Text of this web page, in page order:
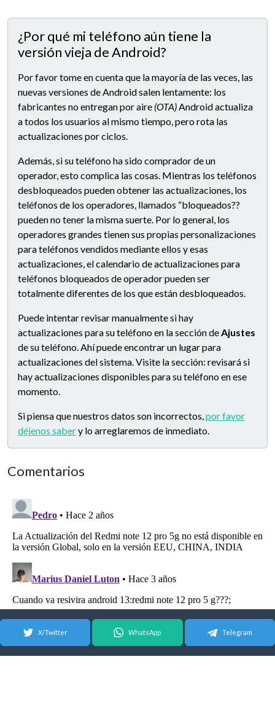
¿Por qué mi teléfono aún tiene la
versión vieja de Android?
Por favor tome en cuenta que la mayoría de las veces, las
nuevas versiones de Android salen lentamente: los
fabricantes no entregan por aire (OTA)Android actualiza
a todos los usuarios al mismo tiempo, pero rota las
actualizaciones por ciclos.
Además, si su teléfono ha sido comprador de un
operador, esto complica las cosas. Mientras los teléfonos
desbloqueados pueden obtener las actualizaciones, los
teléfonos de los operadores, llamados “bloqueados??
pueden no tener la misma suerte. Por lo general, los
operadores grandes tienen sus propias personalizaciones
para teléfonos vendidos mediante ellos y esas
actualizaciones, el calendario de actualizaciones para
teléfonos bloqueados de operador pueden ser
totalmente diferentes de los que están desbloqueados.
Puede intentar revisar manualmente si hay
actualizaciones para su teléfono en la sección deAjustes
de su teléfono. Ahí puede encontrar un lugar para
actualizaciones del sistema. Visite la sección: revisará si
hay actualizaciones disponibles para su teléfono en ese
momento.
Si piensa que nuestros datos son incorrectos,por favor
déjenos sabery lo arreglaremos de inmediato.
Comentarios
X/Twitter WhatsApp Telegram